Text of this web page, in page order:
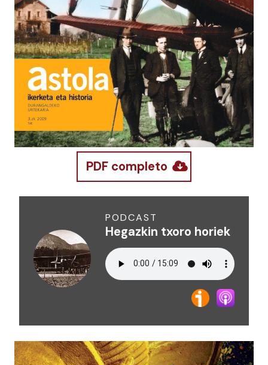
PDF completo
PODCAST
Hegazkin txoro horiek